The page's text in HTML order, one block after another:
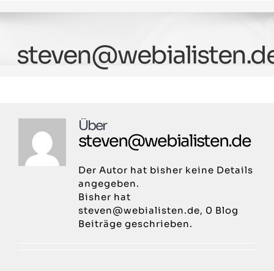
Über
steven@webialisten.de
Der Autor hat bisher keine Details
angegeben.
Bisher hat
steven@webialisten.de, 0 Blog
Beiträge geschrieben.